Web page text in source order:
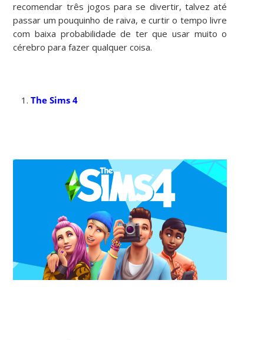
recomendar três jogos para se divertir, talvez até
passar um pouquinho de raiva, e curtir o tempo livre
com baixa probabilidade de ter que usar muito o
cérebro para fazer qualquer coisa.
The Sims 4